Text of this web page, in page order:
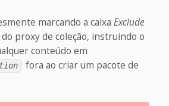
marcando a caixa Exclude
proxy de coleção, instruindo o
conteúdo em
fora ao criar um pacote de